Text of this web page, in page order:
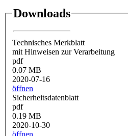
Downloads
Technisches Merkblatt
mit Hinweisen zur Verarbeitung
pdf
0.07 MB
2020-07-16
öffnen
Sicherheitsdatenblatt
pdf
0.19 MB
2020-10-30
öffnen